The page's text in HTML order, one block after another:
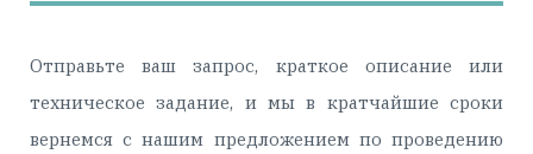
Отправьте ваш запрос, краткое описание или
техническое задание, и мы в кратчайшие сроки
вернемся с нашим предложением по проведению